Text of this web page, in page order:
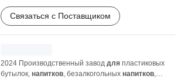
Связаться с Поставщиком
2024 Производственный завод для пластиковых
бутылок, напитков, безалкогольных напитков,